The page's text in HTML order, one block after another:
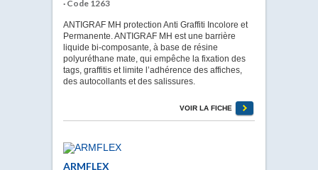
· Code 1263
ANTIGRAF MH protection Anti Graffiti Incolore et
Permanente. ANTIGRAF MH est une barrière
liquide bi-composante, à base de résine
polyuréthane mate, qui empêche la fixation des
tags, graffitis et limite l’adhérence des affiches,
des autocollants et des salissures.
VOIR LA FICHE
ARMFLEX